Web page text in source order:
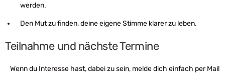
werden.
Den Mut zu finden, deine eigene Stimme klarer zu leben.
Teilnahme und nächste Termine
Wenn du Interesse hast, dabei zu sein, melde dich einfach per Mail